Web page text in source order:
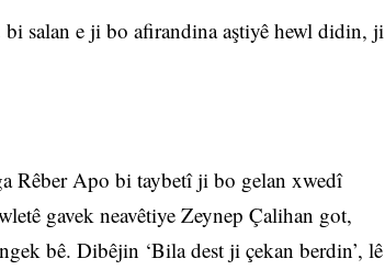
salan e ji bo afirandina aştiyê hewl didin, ji
Rêber Apo bi taybetî ji bo gelan xwedî
gavek neavêtiye Zeynep Çalihan got,
bê. Dibêjin ‘Bila dest ji çekan berdin’, lê